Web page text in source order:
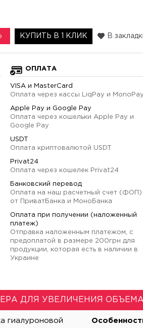
КУПИТЬ В 1 КЛИК В
ОПЛАТА
VISA и MasterCard
Оплата через кассы LiqPay и MonoPay
Apple Pay и Google Pay
Оплата через кошельки Apple Pay и
Google Pay
USDT
Оплата криптовалютой USDT
Privat24
Оплата через кошелек Privat24
Банковский перевод
Оплата на наш расчетный счет (ФОП)
от ПриватБанка и МоноБанка
Оплата при получении (наложенный
платеж)
Отправка наложенным платежом, с
предоплатой в размере 200грн для
продукции, которая есть в наличии в
Украине
ДЛЯ УВЕЛИЧЕНИЯ ОБЪЕМА
гиалуроновой